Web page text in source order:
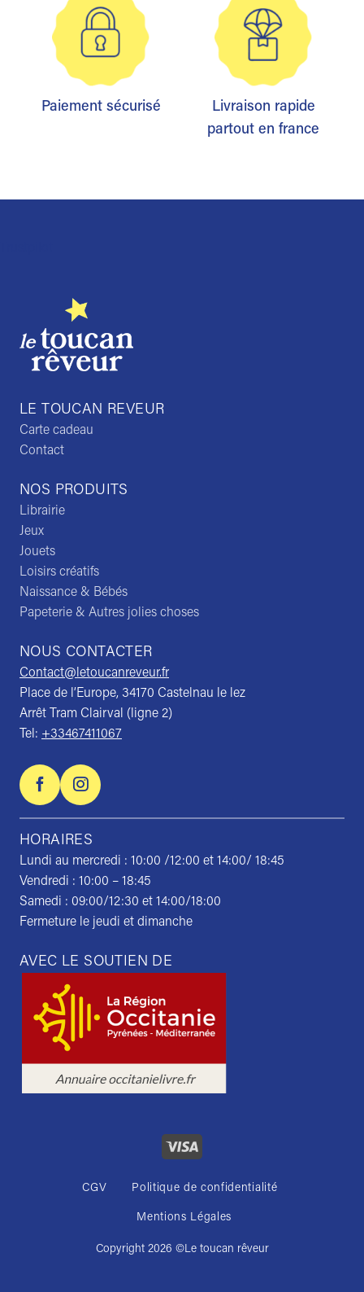
Paiement sécurisé
Livraison rapide
partout en france
NOS PRODUITS
Librairie
Jeux
Jouets
Loisirs créatifs
Naissance & Bébés
Papeterie & Autres jolies choses
NOUS CONTACTER
Contact@letoucanreveur.fr
Place de l’Europe, 34170 Castelnau le lez
Arrêt Tram Clairval (ligne 2)
Tel: +33467411067
HORAIRES
Lundi au mercredi : 10:00 /12:00 et 14:00/ 18:45
Vendredi : 10:00 – 18:45
Samedi : 09:00/12:30 et 14:00/18:00
Fermeture le jeudi et dimanche
LE TOUCAN REVEUR
Carte cadeau
Contact
AVEC LE SOUTIEN DE
CGV Politique de confidentialité
Mentions Légales
Copyright 2026 ©Le toucan rêveur